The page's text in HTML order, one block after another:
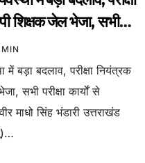
शिक्षक जेल भेजा, सभी
में बड़ा बदलाव, परीक्षा नियंत्रक
सभी परीक्षा कार्यों से
माधो सिंह भंडारी उत्तराखंड